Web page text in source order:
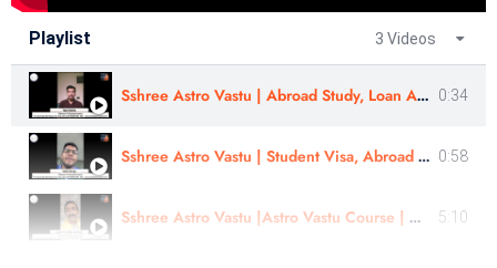
Playlist 3 Videos
Sshree Astro Vastu | Abroad Study, Loan Approval- Review | Yash Mehta 0:34
Sshree Astro Vastu | Student Visa, Abroad Study - Review In Eng |Sahil Warge | #sshreeastrovastu 0:58
Sshree Astro Vastu |Astro Vastu Course | Martial, Business, Kid Health Case review|Er. Ulhas Chimaji 5:10